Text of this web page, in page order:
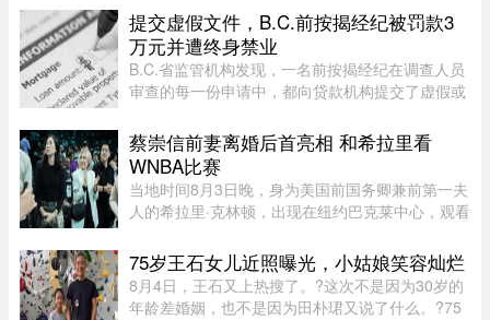
其运往 Valcartier 军事 ...
提交虚假文件，B.C.前按揭经纪被罚款3
万元并遭终身禁业
B.C.省监管机构发现，一名前按揭经纪在调查人员
审查的每一份申请中，都向贷款机构提交了虚假或
蔡崇信前妻离婚后首亮相 和希拉里看
WNBA比赛
当地时间8月3日晚，身为美国前国务卿兼前第一夫
人的希拉里·克林顿，出现在纽约巴克莱中心，观看
队。主场作战的纽约自由队最终以 95-83 获胜，位
列总积分榜第七位，而风暴 ...
75岁王石女儿近照曝光，小姑娘笑容灿烂
8月4日，王石又上热搜了。?这次不是因为30岁的
年龄差婚姻，也不是因为田朴珺又说了什么。?75